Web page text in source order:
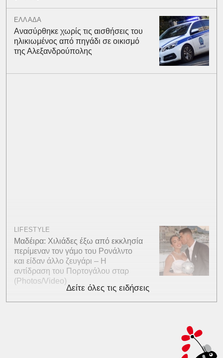
ΕΛΛΑΔΑ
Ανασύρθηκε χωρίς τις αισθήσεις του
ηλικιωμένος από πηγάδι σε οικισμό
της Αλεξανδρούπολης
LIFESTYLE
Μαδέιρα: Χιλιάδες έξω από εκκλησία
περίμεναν τον γάμο του Ρονάλντο
και είδαν άλλο ζευγάρι – Η
αντίδραση του Πορτογάλου σταρ
(Photos/Video)
Δείτε όλες τις ειδήσεις